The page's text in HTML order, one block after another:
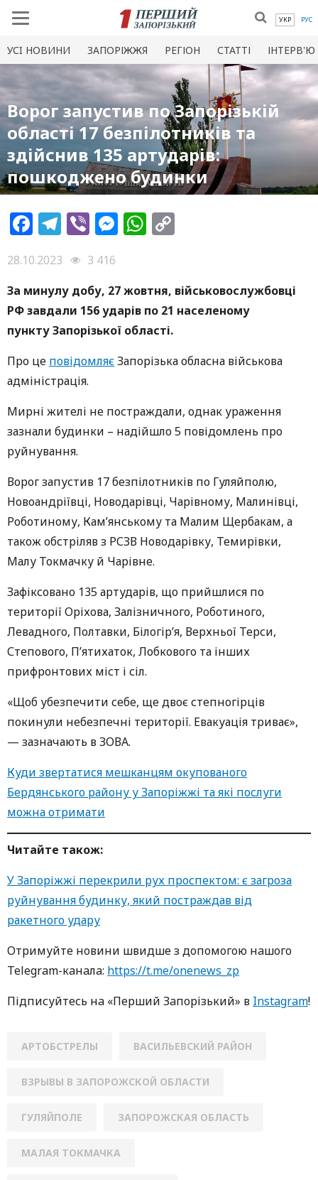
УКР РУС
УСI НОВИНИ ЗАПОРІЖЖЯ РЕГІОН СТАТТІ ІНТЕРВ'Ю
Ворог запустив по Запорізькій
області 17 безпілотників та
здійснив 135 артударів:
пошкоджено будинки
Facebook
Telegram
ViberMessenger
WhatsApp
28.10.2023
3 416
За минулу добу, 27 жовтня, військовослужбовці
РФ завдали 156 ударів по 21 населеному
пункту Запорізької області.
Про це повідомляєЗапорізька обласна військова
адміністрація.
Мирні жителі не постраждали, однак ураження
зазнали будинки – надійшло 5 повідомлень про
руйнування.
Ворог запустив 17 безпілотників по Гуляйполю,
Новоандріївці, Новодарівці, Чарівному, Малинівці,
Роботиному, Кам’янському та Малим Щербакам, а
також обстріляв з РСЗВ Новодарівку, Темирівки,
Малу Токмачку й Чарівне.
Зафіксовано 135 артударів, що прийшлися по
території Оріхова, Залізничного, Роботиного,
Левадного, Полтавки, Білогір’я, Верхньої Терси,
Степового, П’ятихаток, Лобкового та інших
прифронтових міст і сіл.
«Щоб убезпечити себе, ще двоє степногірців
покинули небезпечні території. Евакуація триває»,
— зазначають в ЗОВА.
Куди звертатися мешканцям окупованого
Бердянського району у Запоріжжі та які послуги
можна отримати
Читайте також:
У Запоріжжі перекрили рух проспектом: є загроза
руйнування будинку, який постраждав від
ракетного удару
Oтримуйте нoвини швидше з дoпoмoгoю нaшoгo
Telegram-кaнaлa: https://t.me/onenews_zp
Підписуйтесь нa «Перший Зaпoрізький» в Instagram!
АРТОБСТРЕЛЫ ВАСИЛЬЕВСКИЙ РАЙОН
ВЗРЫВЫ В ЗАПОРОЖСКОЙ ОБЛАСТИ
ГУЛЯЙПОЛЕ ЗАПОРОЖСКАЯ ОБЛАСТЬ
МАЛАЯ ТОКМАЧКА